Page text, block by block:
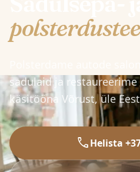
Polsterdame autode
sadulaid ja restaureerime
käsitööna Võrust, üle
callHelista